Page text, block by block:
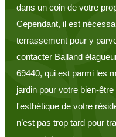
dans un coin de votre
Cependant, il est
terrassement pour y
contacter Balland
69440, qui est parmi les
jardin pour votre bien-
l'esthétique de votre
n’est pas trop tard pour